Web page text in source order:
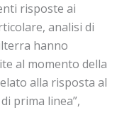
risposte ai
analisi di
hanno
al momento della
alla risposta al
prima linea”,